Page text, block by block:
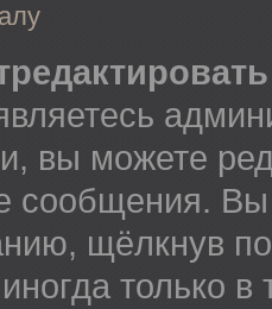
вы можете
сообщения.
щёлкнув
только в